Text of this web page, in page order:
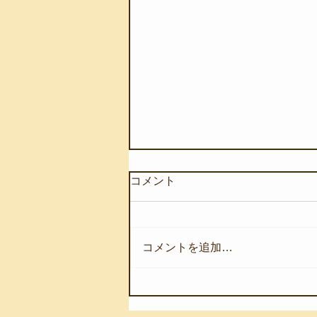
コメント
コメントを追加…